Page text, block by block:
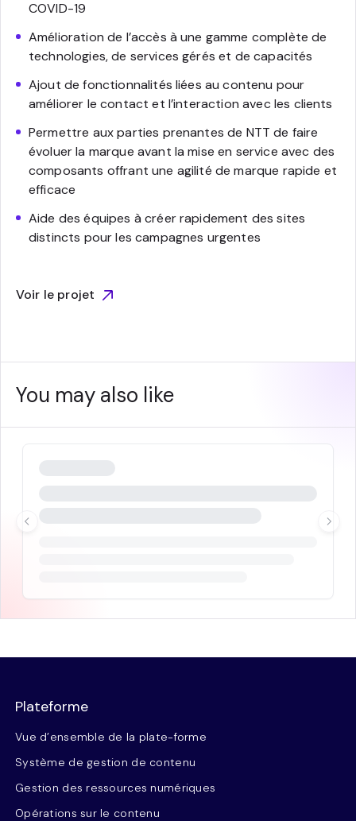
COVID-19
Amélioration de l’accès à une gamme complète de
technologies, de services gérés et de capacités
Ajout de fonctionnalités liées au contenu pour
améliorer le contact et l’interaction avec les clients
Permettre aux parties prenantes de NTT de faire
évoluer la marque avant la mise en service avec des
composants offrant une agilité de marque rapide et
efficace
Aide des équipes à créer rapidement des sites
distincts pour les campagnes urgentes
Voir le projet
You may also like
Plateforme
Vue d’ensemble de la plate-forme
Système de gestion de contenu
Gestion des ressources numériques
Opérations sur le contenu